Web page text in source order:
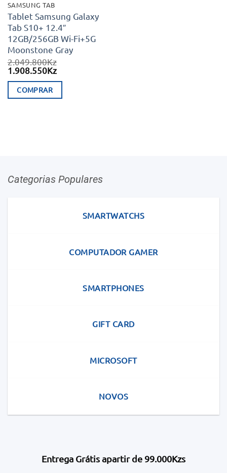
SAMSUNG TAB
Tablet Samsung Galaxy
Tab S10+ 12.4″
12GB/256GB Wi-Fi+5G
Moonstone Gray
2.049.800Kz
O
original
era:
1.908.550KzO
é:
COMPRAR
Categorias Populares
SMARTWATCHS
COMPUTADOR GAMER
SMARTPHONES
GIFT CARD
MICROSOFT
NOVOS
Entrega Grátis apartir de 99.000Kzs